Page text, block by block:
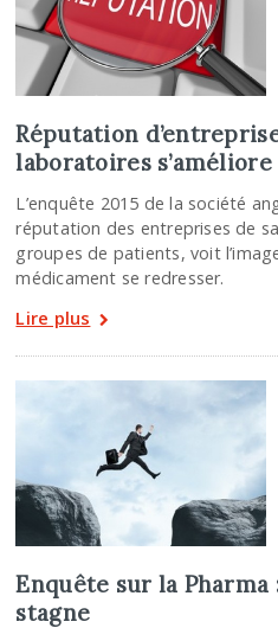
Réputation
laboratoires s’améliore
L’enquête 2015 de la société
réputation des entreprises de
groupes de patients, voit
médicament se redresser.
Lire plus
Enquête sur la
stagne